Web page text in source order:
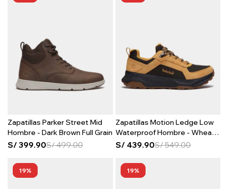
Zapatillas Parker Street Mid
Hombre - Dark Brown Full Grain
S/ 399.90S/499.00
Zapatillas Motion Ledge Low
Waterproof Hombre - Wheat
Suede
S/ 439.90S/549.00
19 19